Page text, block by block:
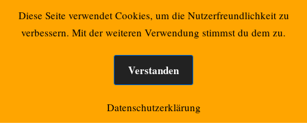
Retzbacher Bilder
April 2018
Diese Seite verwendet Cookies, um die Nutzerfreundlichkeit zu
verbessern. Mit der weiteren Verwendung stimmst du dem zu.
Verstanden
Datenschutzerklärung